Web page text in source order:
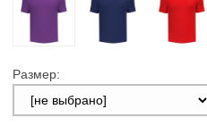
Размер: